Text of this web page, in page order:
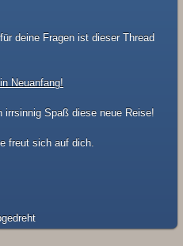
deine Fragen ist dieser Thread
Neuanfang!
Spaß diese neue Reise!
freut sich auf dich.